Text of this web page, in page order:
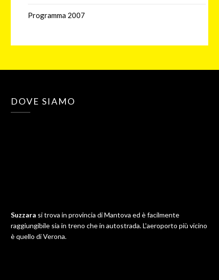
Programma 2007
DOVE SIAMO
Suzzara si trova in provincia di Mantova ed è facilmente
raggiungibile sia in treno che in autostrada. L'aeroporto più vicino
è quello di Verona.